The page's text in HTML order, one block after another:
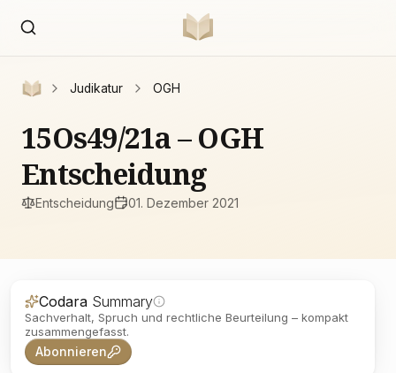
Judikatur OGH
15Os49/21a – OGH
Entscheidung
Entscheidung 01. Dezember 2021
Codara Summary
Sachverhalt, Spruch und rechtliche Beurteilung – kompakt
zusammengefasst.
Abonnieren